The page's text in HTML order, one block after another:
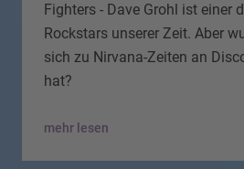
Fighters - Dave Grohl ist einer
Rockstars unserer Zeit. Aber
sich zu Nirvana-Zeiten an
hat?
mehr lesen